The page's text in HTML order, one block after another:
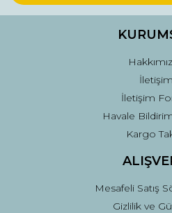
Ürün fiyatı diğer sitelerden daha
Gönder
İletişim
İletişim
Havale
Kargo
Mesafeli Satış
Gizlilik ve